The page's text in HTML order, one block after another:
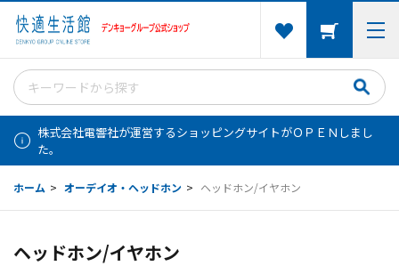
株式会社電響社が運営するショッピングサイトがＯＰＥＮしまし
た。
ホーム > オーデイオ・ヘッドホン > ヘッドホン/イヤホン
ヘッドホン/イヤホン